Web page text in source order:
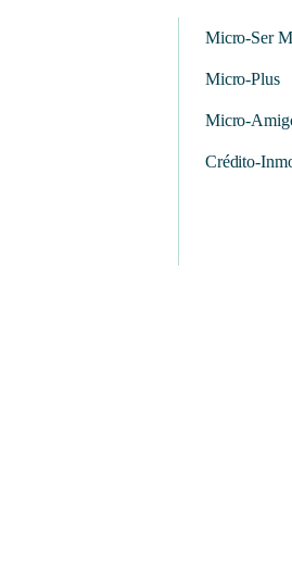
Micro-Ser
Micro-Plus
Micro-
Crédito-